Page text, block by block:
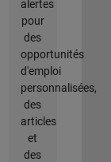
alertes
pour
des
opportunités
d'emploi
personnalisées,
des
articles
et
des